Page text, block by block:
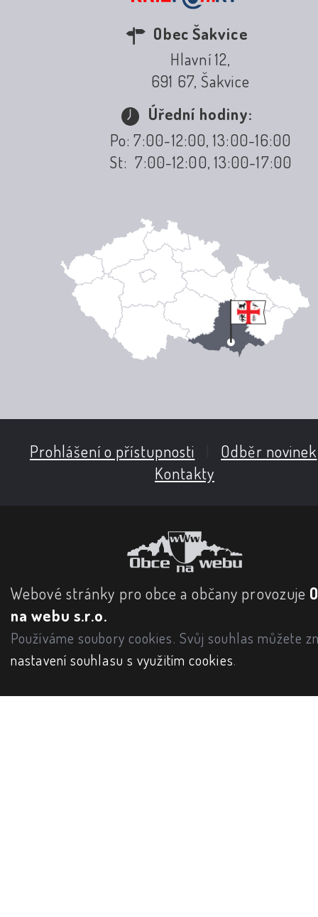
Obec Šakvice
Hlavní 12,
691 67, Šakvice
Úřední hodiny:
Po: 7:00-12:00, 13:00-16:00
St: 7:00-12:00, 13:00-17:00
Prohlášení o přístupnosti Odběr novinek
Kontakty
Webové stránky pro obce a občany provozuje
na webu s.r.o.
Používáme soubory cookies. Svůj souhlas můžete
nastavení souhlasu s využitím cookies.